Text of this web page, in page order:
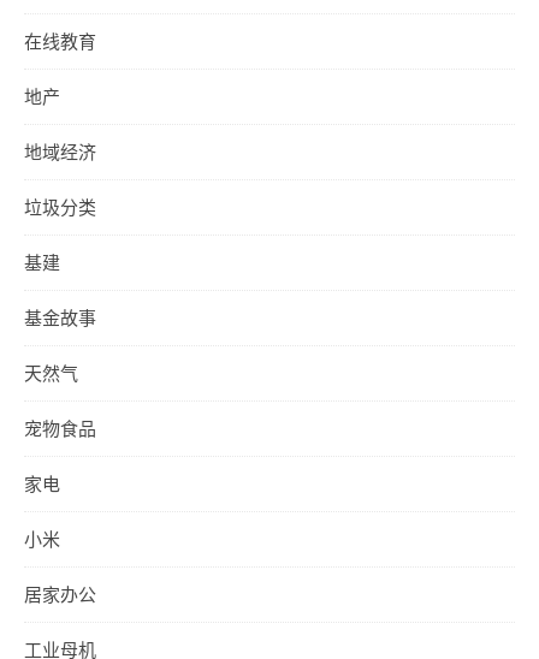
在线教育
地产
地域经济
垃圾分类
基建
基金故事
天然气
宠物食品
家电
小米
居家办公
工业母机